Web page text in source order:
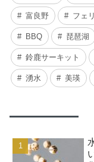
富良野 フェ
BBQ 琵琶湖
鈴鹿サーキット
湧水 美瑛